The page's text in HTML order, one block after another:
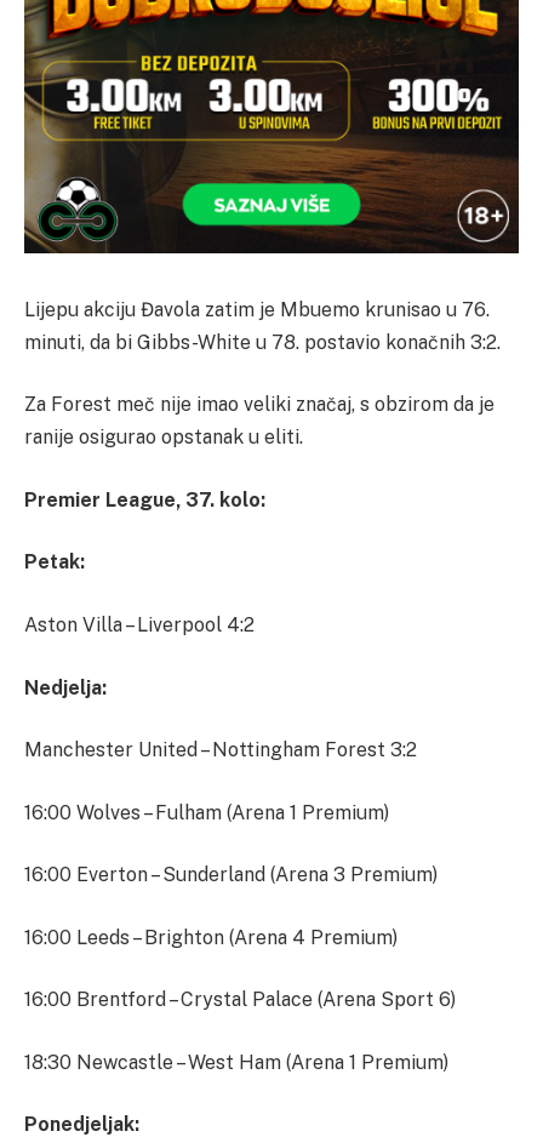
Lijepu akciju Đavola zatim je Mbuemo krunisao u 76.
minuti, da bi Gibbs-White u 78. postavio konačnih 3:2.
Za Forest meč nije imao veliki značaj, s obzirom da je
ranije osigurao opstanak u eliti.
Premier League, 37. kolo:
Petak:
Aston Villa – Liverpool 4:2
Nedjelja:
Manchester United – Nottingham Forest 3:2
16:00 Wolves – Fulham (Arena 1 Premium)
16:00 Everton – Sunderland (Arena 3 Premium)
16:00 Leeds – Brighton (Arena 4 Premium)
16:00 Brentford – Crystal Palace (Arena Sport 6)
18:30 Newcastle – West Ham (Arena 1 Premium)
Ponedjeljak: